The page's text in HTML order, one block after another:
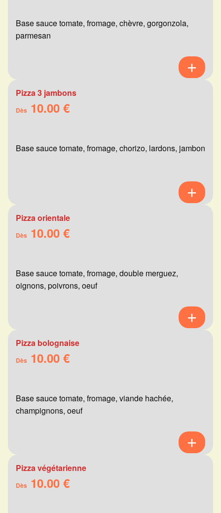
Base sauce tomate, fromage, chèvre, gorgonzola,
parmesan
Pizza 3 jambons
Dès 10.00 €
Base sauce tomate, fromage, chorizo, lardons, jambon
Pizza orientale
Dès 10.00 €
Base sauce tomate, fromage, double merguez,
oignons, poivrons, oeuf
Pizza bolognaise
Dès 10.00 €
Base sauce tomate, fromage, viande hachée,
champignons, oeuf
Pizza végétarienne
Dès 10.00 €